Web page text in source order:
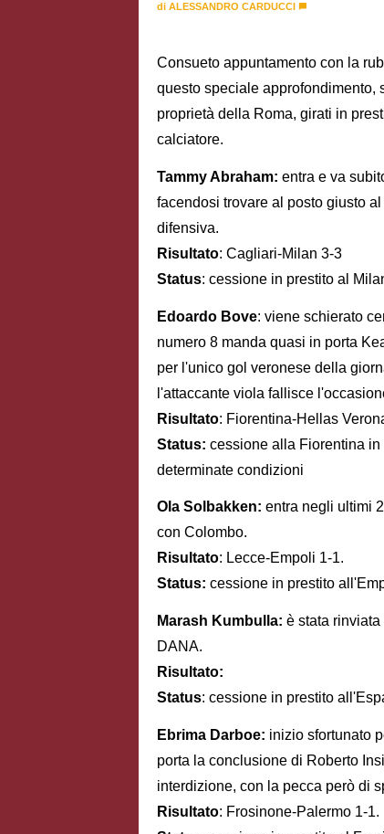
di ALESSANDRO CARDUCCI
Consueto appuntamento con la
questo speciale approfondimento,
proprietà della Roma, girati in
calciatore.
Tammy Abraham: entra e va
facendosi trovare al posto giusto
difensiva.
Risultato: Cagliari-Milan 3-3
Status: cessione in prestito al
Edoardo Bove: viene schierato
numero 8 manda quasi in porta
per l'unico gol veronese della
l'attaccante viola fallisce
Risultato: Fiorentina-Hellas
Status: cessione alla Fiorentina in
determinate condizioni
Ola Solbakken: entra negli ultimi
con Colombo.
Risultato: Lecce-Empoli 1-1.
Status: cessione in prestito
Marash Kumbulla: è stata
DANA.
Risultato:
Status: cessione in prestito
Ebrima Darboe: inizio sfortunato
porta la conclusione di Roberto
interdizione, con la pecca però di
Risultato: Frosinone-Palermo 1-1.